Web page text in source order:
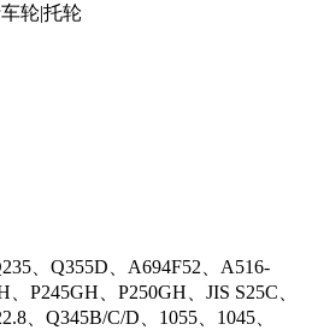
、Q355D、A694F52、A516-
P245GH、P250GH、JIS S25C、
、Q345B/C/D、1055、1045、